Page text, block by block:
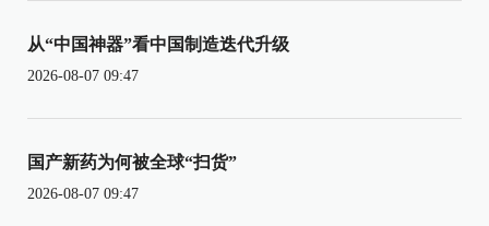
从“中国神器”看中国制造迭代升级
2026-08-07 09:47
国产新药为何被全球“扫货”
2026-08-07 09:47